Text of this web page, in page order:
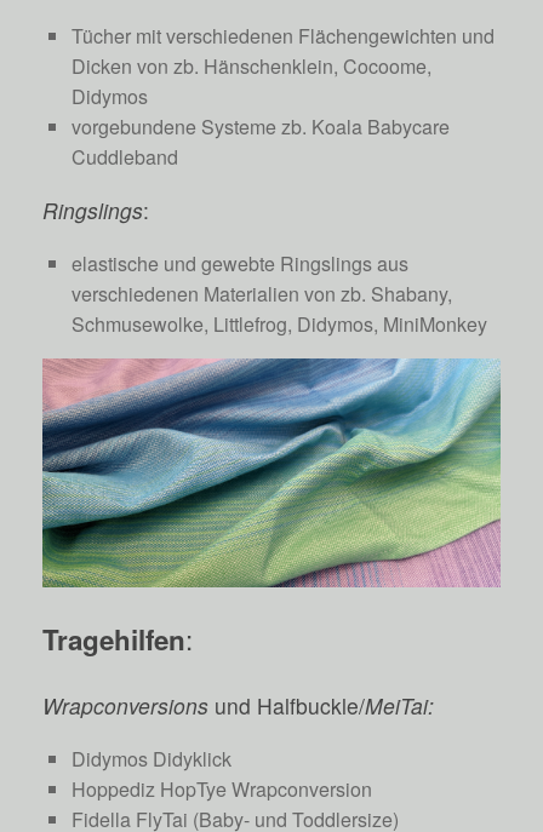
Tücher mit verschiedenen Flächengewichten und
Dicken von zb. Hänschenklein, Cocoome,
Didymos
vorgebundene Systeme zb. Koala Babycare
Cuddleband
Ringslings:
elastische und gewebte Ringslings aus
verschiedenen Materialien von zb. Shabany,
Schmusewolke, Littlefrog, Didymos, MiniMonkey
Tragehilfen:
Wrapconversions und Halfbuckle/MeiTai:
Didymos Didyklick
Hoppediz HopTye Wrapconversion
Fidella FlyTai (Baby- und Toddlersize)